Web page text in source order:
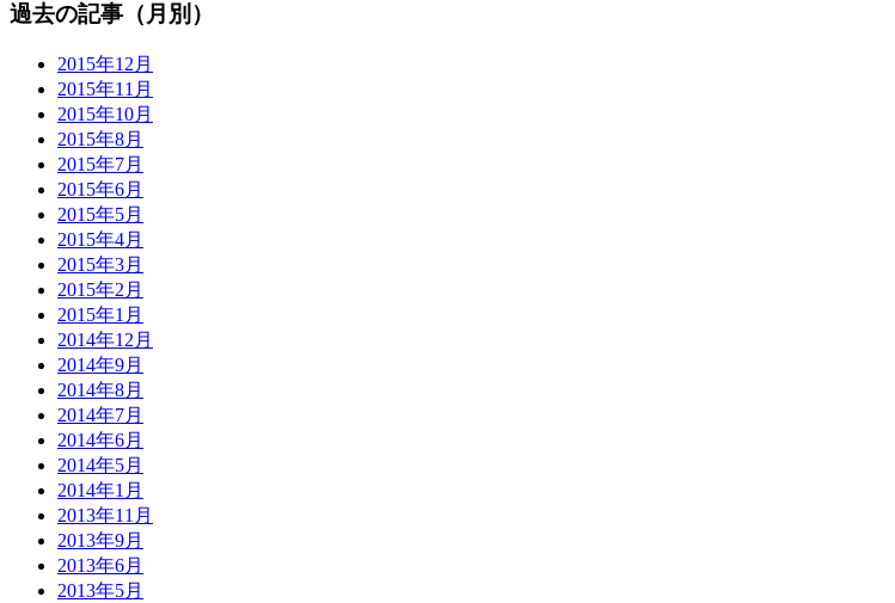
過去の記事（月別）
2015年12月
2015年11月
2015年10月
2015年8月
2015年7月
2015年6月
2015年5月
2015年4月
2015年3月
2015年2月
2015年1月
2014年12月
2014年9月
2014年8月
2014年7月
2014年6月
2014年5月
2014年1月
2013年11月
2013年9月
2013年6月
2013年5月